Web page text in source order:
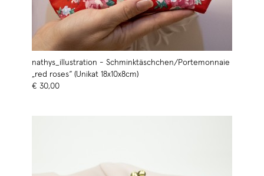
nathys_illustration - Schminktäschchen/Portemonnaie
„red roses“ (Unikat 18x10x8cm)
€ 30,00